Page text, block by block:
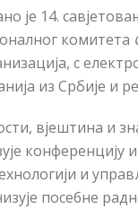
је 14.
комитета
с
из Србије и
вјештина и
конференцију и
и
посебне